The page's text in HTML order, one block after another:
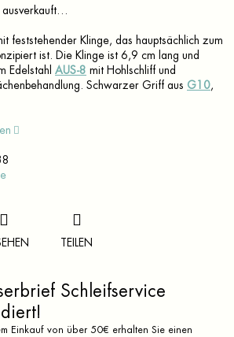
feststehender Klinge, das hauptsächlich zum
ist. Die Klinge ist 6,9 cm lang und
Edelstahl AUS-8 mit Hohlschliff und
Schwarzer Griff aus G10,
TEILEN
Schleifservice
Einkauf von über 50€ erhalten Sie einen